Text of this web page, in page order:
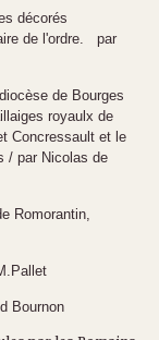
décorés
de l'ordre. par
de Bourges
royaulx de
Concressault et le
/ par Nicolas de
Romorantin,
Bournon